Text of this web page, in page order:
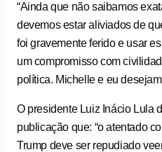
“Ainda que não saibamos
devemos estar aliviados de
foi gravemente ferido e usar
um compromisso com
política. Michelle e eu
O presidente Luiz Inácio Lula
publicação que: “o atentado
Trump deve ser repudiado